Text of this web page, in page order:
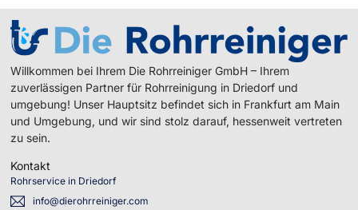
Willkommen bei Ihrem Die Rohrreiniger GmbH – Ihrem
zuverlässigen Partner für Rohrreinigung in Driedorf und
umgebung! Unser Hauptsitz befindet sich in Frankfurt am Main
und Umgebung, und wir sind stolz darauf, hessenweit vertreten
zu sein.
Kontakt
Rohrservice in Driedorf
info@dierohrreiniger.com